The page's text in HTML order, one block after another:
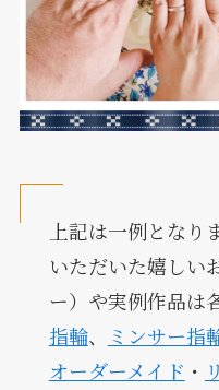
上記は一例となり
いただいた嬉しい
ー）や実例作品は
指輪、 ミンサー指
オーダーメイド ・